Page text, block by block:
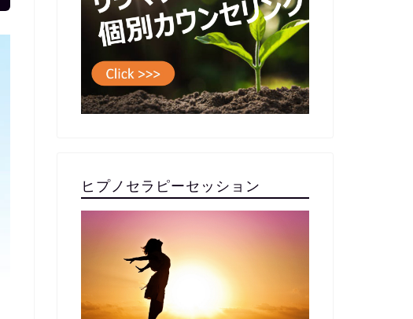
ヒプノセラピーセッション